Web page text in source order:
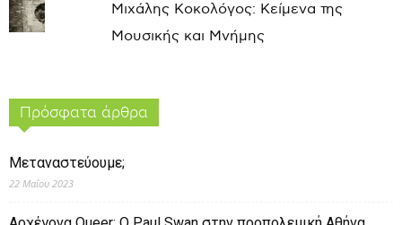
Μιχάλης Κοκολόγος: Κείμενα της
Μουσικής και Μνήμης
Πρόσφατα άρθρα
Μεταναστεύουμε;
22 Μαΐου 2023